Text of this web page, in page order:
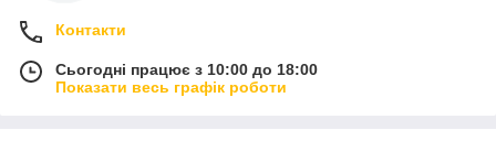
Контакти
Сьогодні працює з 10:00 до 18:00
Показати весь графік роботи